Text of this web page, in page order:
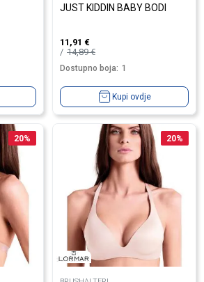
JUST KIDDIN BABY BODI
11,91 €
14,89€
Dostupno boja: 1
Kupi ovdje
20% 20%